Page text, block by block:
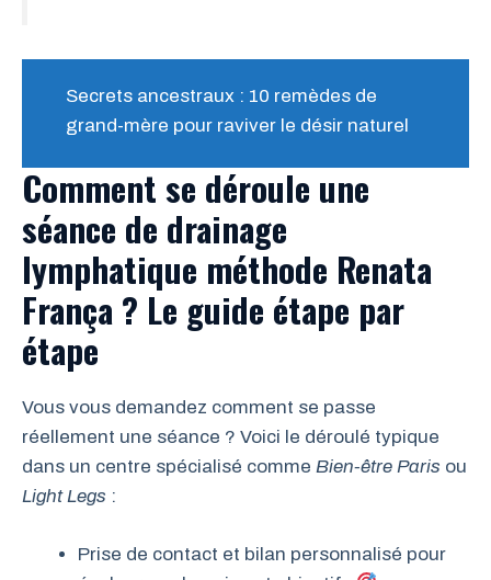
Secrets ancestraux : 10 remèdes de
grand-mère pour raviver le désir naturel
Comment se déroule une
séance de drainage
lymphatique méthode Renata
França ? Le guide étape par
étape
Vous vous demandez comment se passe
réellement une séance ? Voici le déroulé typique
dans un centre spécialisé comme Bien-être Paris ou
Light Legs :
Prise de contact et bilan personnalisé pour